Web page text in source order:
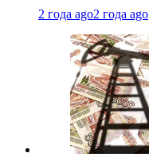
2 года ago2 года ago